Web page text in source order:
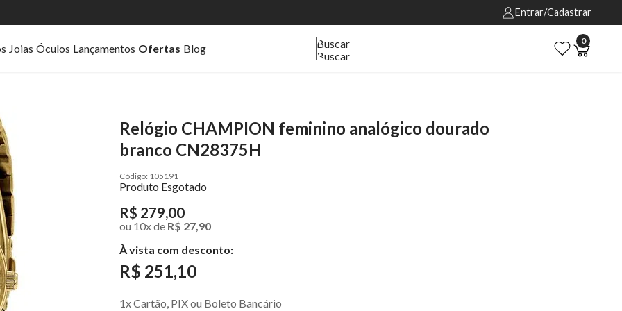
Entrar/Cadastrar
Joias Óculos Lançamentos Ofertas Blog
Buscar
Buscar
0
Relógio CHAMPION feminino analógico dourado
branco CN28375H
105191
Produto Esgotado
R$ 279,00
ou 10xde R$ 27,90
À vista com desconto:
R$ 251,10
1x Cartão, PIX ou Boleto Bancário